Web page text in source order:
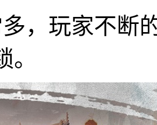
，玩家不断